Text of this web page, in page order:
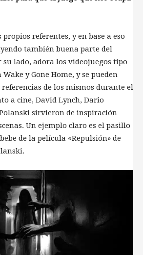
propios referentes, y en base a eso
también buena parte del
su lado, adora los videojuegos tipo
y Gone Home, y se pueden
de los mismos durante el
a cine, David Lynch, Dario
sirvieron de inspiración
Un ejemplo claro es el pasillo
de la película «Repulsión» de